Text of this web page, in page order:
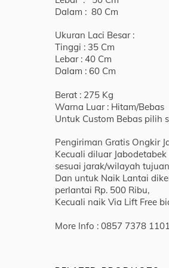
Dalam : 80 Cm
Ukuran Laci Besar :
Tinggi : 35 Cm
Lebar : 40 Cm
Dalam : 60 Cm
Berat : 275 Kg
Warna Luar : Hitam/Bebas
Untuk Custom Bebas pilih
Pengiriman Gratis Ongkir
Kecuali diluar
sesuai jarak/wilayah
Dan untuk Naik Lantai
perlantai Rp. 500 Ribu,
Kecuali naik Via Lift Free
More Info : 0857 7378 1101